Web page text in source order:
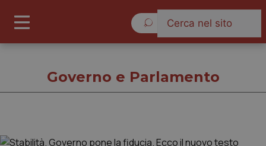
Governo e Parlamento